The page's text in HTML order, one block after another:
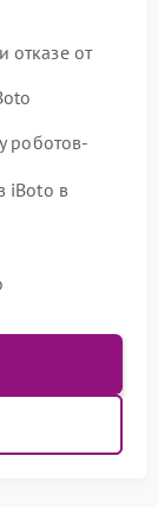
отказе от
роботов-
iBoto в